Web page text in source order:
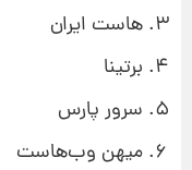
هاست ایران
برتینا
سرور پارس
میهن وب‌هاست